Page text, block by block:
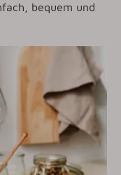
bequem und